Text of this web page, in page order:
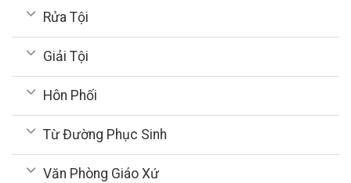
Rửa Tội
Giải Tội
Hôn Phối
Từ Đường Phục Sinh
Văn Phòng Giáo Xứ